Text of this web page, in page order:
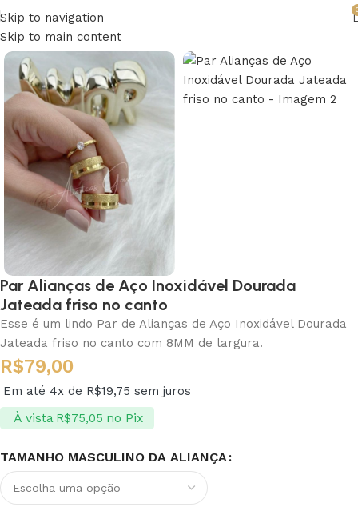
Skip to navigation
Skip to main content
Par Alianças de Aço Inoxidável Dourada
Jateada friso no canto
Esse é um lindo Par de Alianças de Aço Inoxidável Dourada
Jateada friso no canto com 8MM de largura.
R$79,00
Em até 4x de R$19,75 sem juros
À vista R$75,05 no Pix
TAMANHO MASCULINO DA ALIANÇA